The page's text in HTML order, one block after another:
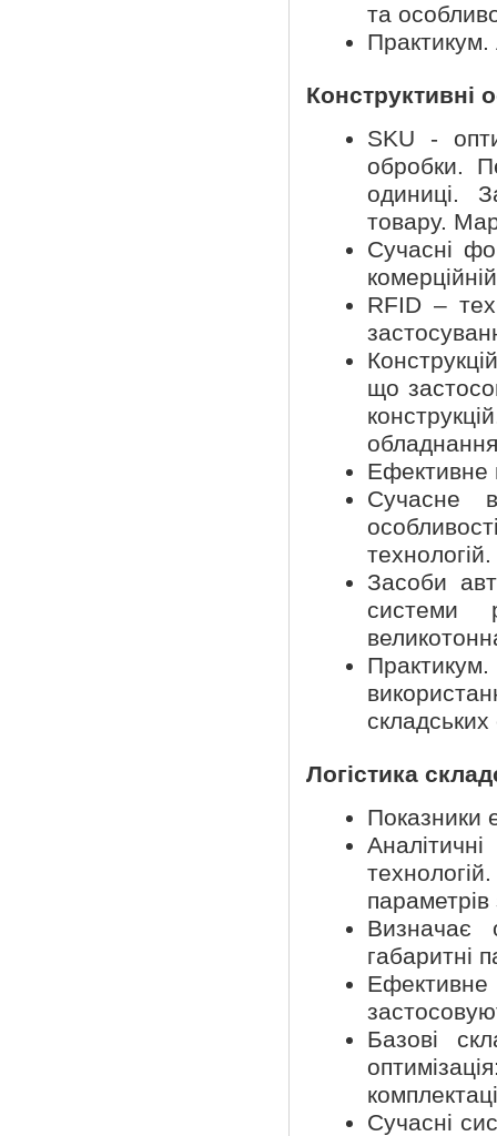
та
Практикум.
Конструктивні
SKU -
обробки.
одиниці.
товару.
Сучасні
RFID –
що
Ефективне
Сучасне
технологій.
Засоби
системи
Логістика
Показники
Визначає
габаритні
Базові
Сучасні